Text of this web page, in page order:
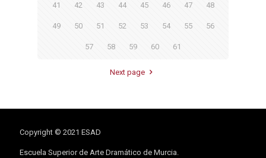
41 42 43 44 45 46 47 48
49 50 51 52 53 54 55 56
57 58 59 60 61
Next page
Copyright © 2021 ESAD
Escuela Superior de Arte Dramático de Murcia.